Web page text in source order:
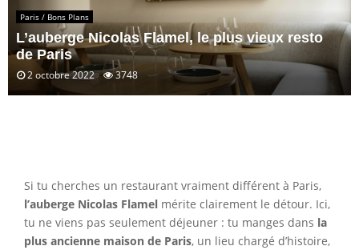
Paris / Bons Plans
L’auberge Nicolas Flamel, le plus vieux resto
de Paris
2 octobre 2022 3748
Si tu cherches un restaurant vraiment différent à Paris,
l’auberge Nicolas Flamel mérite clairement le détour. Ici,
tu ne viens pas seulement déjeuner : tu manges dans la
plus ancienne maison de Paris, un lieu chargé d’histoire,